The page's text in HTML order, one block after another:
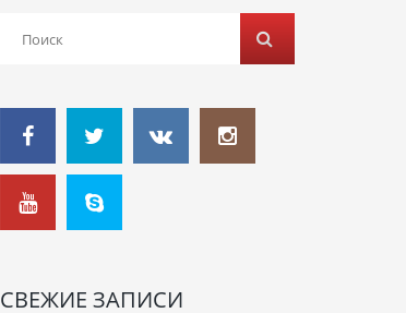
СВЕЖИЕ ЗАПИСИ